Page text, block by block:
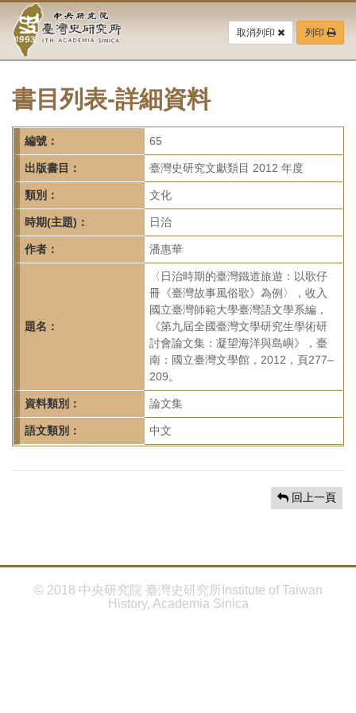
要
中
央
研
究
院-
臺
灣
史
研
所-
頁
取消列印 列印
書目列表-詳細資料
編號： 65
出版書目： 臺灣史研究文獻類目 2012 年度
類別： 文化
時期(主題)： 日治
作者： 潘惠華
題名：
〈日治時期的臺灣鐵道旅遊：以歌仔
冊《臺灣故事風俗歌》為例〉，收入
國立臺灣師範大學臺灣語文學系編，
《第九屆全國臺灣文學研究生學術研
討會論文集：凝望海洋與島嶼》，臺
南：國立臺灣文學館，2012，頁277–
209。
資料類別： 論文集
語文類別： 中文
回上一頁
© 2018 中央研究院 臺灣史研究所Institute of Taiwan
History, Academia Sinica